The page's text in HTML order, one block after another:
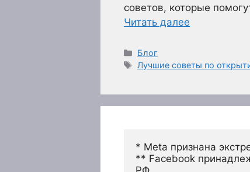
советов, которые
Читать далее
Рубрики
Блог
Метки
Лучшие советы по
* Meta признана
** Facebook